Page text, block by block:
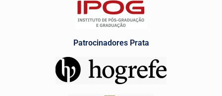
Patrocinadores Prata